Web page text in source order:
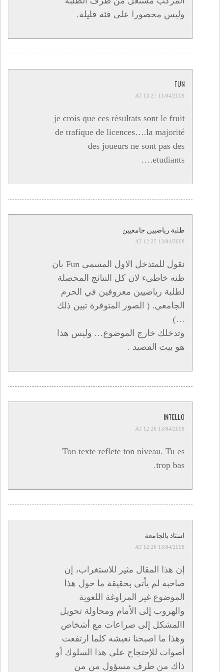
وليس محصورا على فئة قليلة.
FUN
11/04/2008 AT 13:27
je crois que ces résultats sont le fruit
de trafique de licences….la majorité
des joueurs ne sont pas des
etudiants….
طلبة رياضيين جامعيين
13/04/2008 AT 12:25
نقول للمتدخل الاول المسمى Fun بان
ظنه خاطىء لان كل النتائج المحصلة
لطلبة رياضيين معروفين في الحرم
الجامعي. ( الصور المتوفرة تبين ذلك
…)
وتدخلك خارج الموضوع… وليس هذا
هو بيت القصيد .
INTELLO
13/04/2008 AT 12:26
Ton texte reflete ton niveau. Tu es
trop bas.
استاذ بالجامعة
13/04/2008 AT 12:26
إن هذا المقال مثير للاستغراب، إن
صاحبه لم يأتي بحقيقة ما حول هذا
الموضوع غير المراوغة اللغوية
والهروب إلى الأمام ومحاولة تحويل
االمشكل إلى صراعات مع أشخاص
وهذا ما اصبحنا نعيشه كلما ارتفعت
أصوات للإحتجاج على هذا السلوك أو
ذاك من طرف مسؤول من من